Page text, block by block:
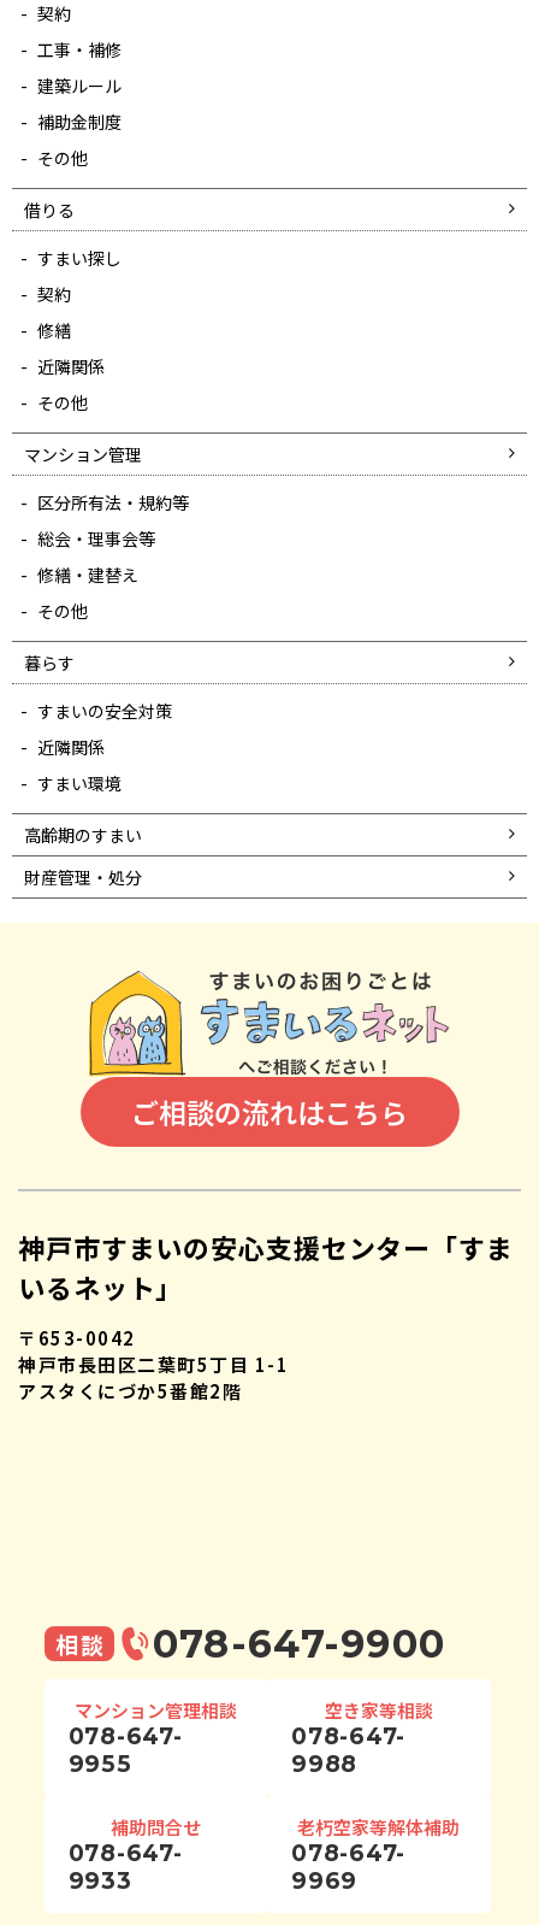
契約
工事・補修
建築ルール
補助金制度
その他
借りる
すまい探し
契約
修繕
近隣関係
その他
マンション管理
区分所有法・規約等
総会・理事会等
修繕・建替え
その他
暮らす
すまいの安全対策
近隣関係
すまい環境
高齢期のすまい
財産管理・処分
ご相談の流れはこちら
神戸市すまいの安心支援センター「すま
いるネット」
〒653-0042
神戸市長田区二葉町5丁目 1-1
アスタくにづか5番館2階
相談 078-647-9900
マンション管理相談
078-647-
9955
空き家等相談
078-647-
9988
補助問合せ
078-647-
9933
老朽空家等解体補助
078-647-
9969